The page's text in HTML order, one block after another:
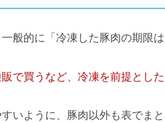
一般的に「冷凍した豚肉の期限
で買うなど、冷凍を前提とした
いように、豚肉以外も表でまと